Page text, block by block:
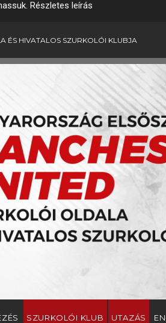
Részletes leírás
ÉS HIVATALOS SZURKOLÓI KLUBJA
SZURKOLÓI KLUB UTAZÁS